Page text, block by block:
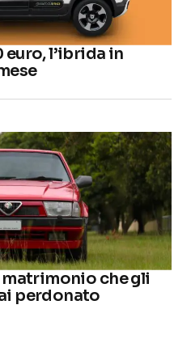
euro, l’ibrida in
matrimonio che gli
perdonato